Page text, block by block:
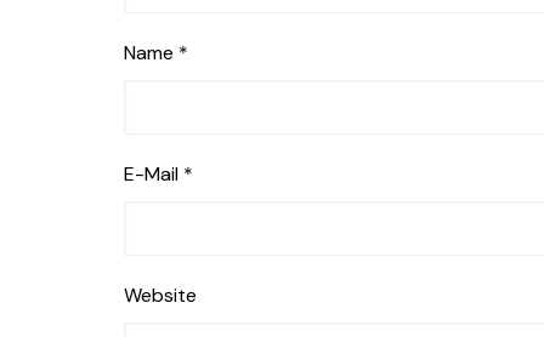
Name *
E-Mail *
Website